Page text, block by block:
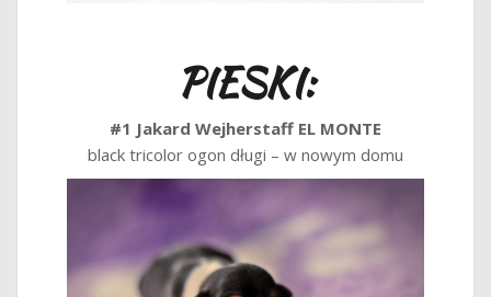
PIESKI:
#1 Jakard Wejherstaff EL MONTE
black tricolor ogon długi – w nowym domu